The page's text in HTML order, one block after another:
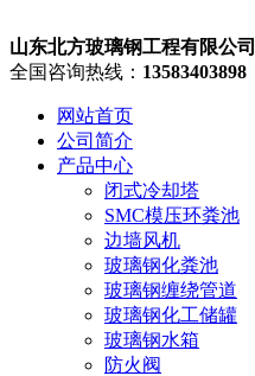
山东北方玻璃钢工程有限公司
全国咨询热线： 13583403898
网站首页
公司简介
产品中心
闭式冷却塔
SMC模压环粪池
边墙风机
玻璃钢化粪池
玻璃钢缠绕管道
玻璃钢化工储罐
玻璃钢水箱
防火阀